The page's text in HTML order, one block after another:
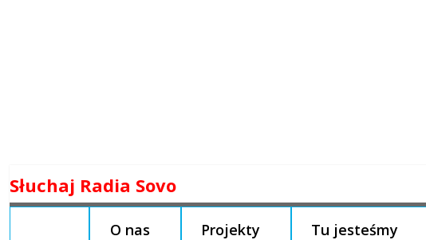
to
Słuchaj Radia Sovo
O nas Projekty Tu jesteśmy